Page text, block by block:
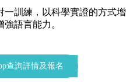
一訓練，以科學實證的方式增
語言能力。
查詢詳情及報名